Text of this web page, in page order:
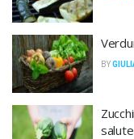
BY
salute